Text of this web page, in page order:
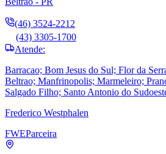
(46) 3524-2212
(43) 3305-1700
Atende:
Barracao; Bom Jesus do Sul; Flor da
Beltrao; Manfrinopolis; Marmeleiro;
Salgado Filho; Santo Antonio do
Frederico Westphalen
FWEParceira